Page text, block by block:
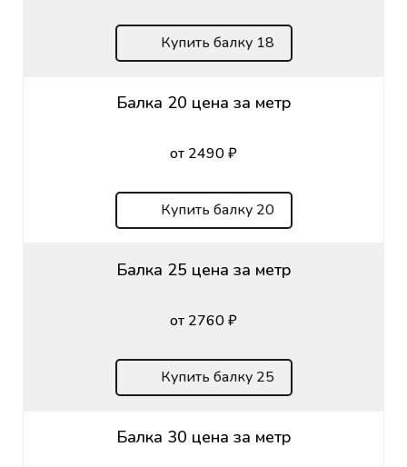
Купить балку 18
Балка 20 цена за метр
от 2490 ₽
Купить балку 20
Балка 25 цена за метр
от 2760 ₽
Купить балку 25
Балка 30 цена за метр